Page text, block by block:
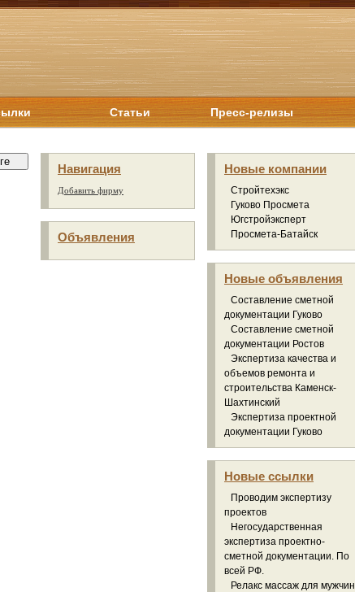
Статьи Пресс-релизы
Навигация
Добавить фирму
Объявления
Новые компании
Стройтехэкс
Гуково Просмета
Югстройэксперт
Просмета-Батайск
Новые объявления
Составление сметной
документации Гуково
Составление сметной
документации Ростов
Экспертиза качества и
объемов ремонта и
строительства Каменск-
Шахтинский
Экспертиза проектной
документации Гуково
Новые ссылки
Проводим экспертизу
проектов
Негосударственная
экспертиза проектно-
сметной документации. По
всей РФ.
Релакс массаж для мужчин